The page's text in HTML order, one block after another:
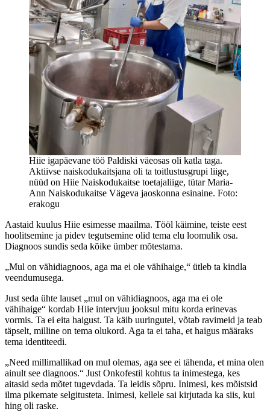
Hiie igapäevane töö Paldiski väeosas oli katla taga.
Aktiivse naiskodukaitsjana oli ta toitlustusgrupi liige,
nüüd on Hiie Naiskodukaitse toetajaliige, tütar Maria-
Ann Naiskodukaitse Vägeva jaoskonna esinaine. Foto:
erakogu
Aastaid kuulus Hiie esimesse maailma. Tööl käimine, teiste eest
hoolitsemine ja pidev tegutsemine olid tema elu loomulik osa.
Diagnoos sundis seda kõike ümber mõtestama.
„Mul on vähidiagnoos, aga ma ei ole vähihaige,“ ütleb ta kindla
veendumusega.
Just seda ühte lauset „mul on vähidiagnoos, aga ma ei ole
vähihaige“ kordab Hiie intervjuu jooksul mitu korda erinevas
vormis. Ta ei eita haigust. Ta käib uuringutel, võtab ravimeid ja teab
täpselt, milline on tema olukord. Aga ta ei taha, et haigus määraks
tema identiteedi.
„Need millimallikad on mul olemas, aga see ei tähenda, et mina olen
ainult see diagnoos.“ Just Onkofestil kohtus ta inimestega, kes
aitasid seda mõtet tugevdada. Ta leidis sõpru. Inimesi, kes mõistsid
ilma pikemate selgitusteta. Inimesi, kellele sai kirjutada ka siis, kui
hing oli raske.